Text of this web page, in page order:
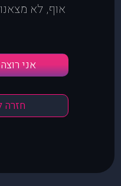
אוף, לא
אני